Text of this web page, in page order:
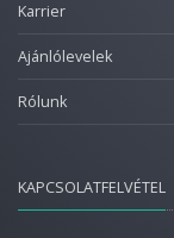
Karrier
Ajánlólevelek
Rólunk
KAPCSOLATFELVÉTEL